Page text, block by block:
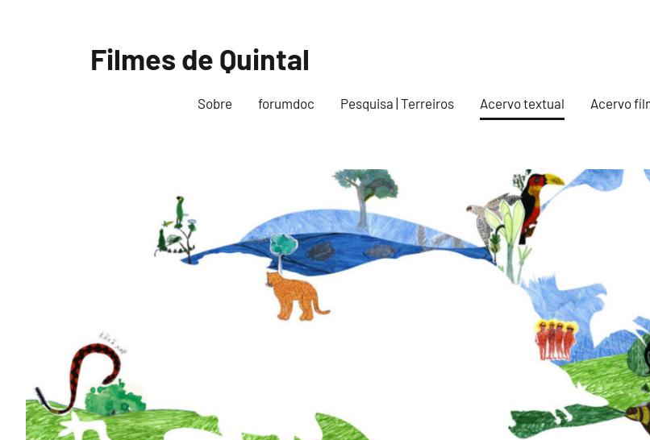
Filmes de Quintal
Sobre forumdoc Pesquisa | Terreiros Acervo textual Acervo